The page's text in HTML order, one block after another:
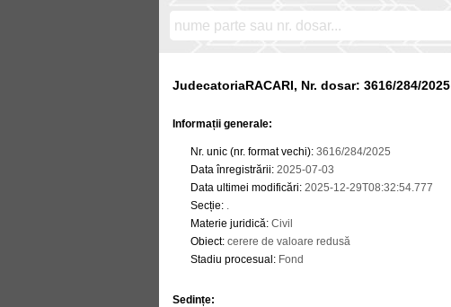
JudecatoriaRACARI, Nr. dosar: 3616/284/2025
Informații generale:
Nr. unic (nr. format vechi): 3616/284/2025
Data înregistrării: 2025-07-03
Data ultimei modificări: 2025-12-29T08:32:54.777
Secție: .
Materie juridică: Civil
Obiect: cerere de valoare redusă
Stadiu procesual : Fond
Sedințe: